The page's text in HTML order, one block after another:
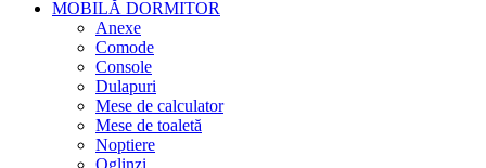
MOBILĂ DORMITOR
Anexe
Comode
Console
Dulapuri
Mese de calculator
Mese de toaletă
Noptiere